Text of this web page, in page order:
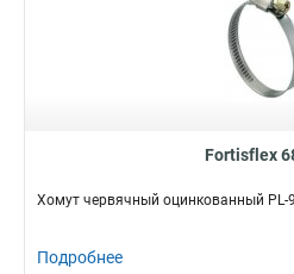
Fortisflex
Хомут червячный оцинкованный PL-9
Подробнее